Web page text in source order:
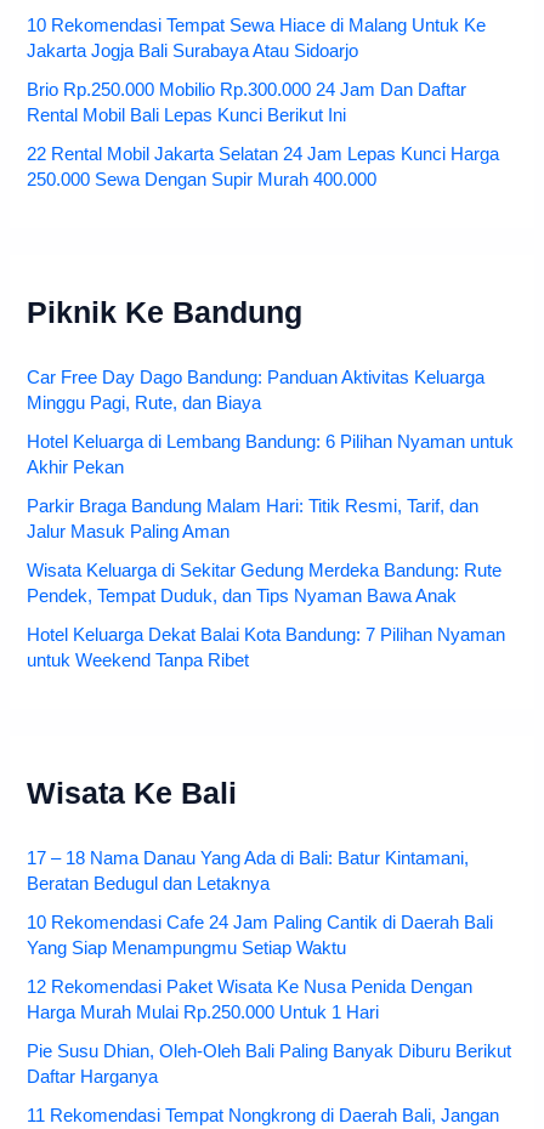
10 Rekomendasi Tempat Sewa Hiace di Malang Untuk Ke
Jakarta Jogja Bali Surabaya Atau Sidoarjo
Brio Rp.250.000 Mobilio Rp.300.000 24 Jam Dan Daftar
Rental Mobil Bali Lepas Kunci Berikut Ini
22 Rental Mobil Jakarta Selatan 24 Jam Lepas Kunci Harga
250.000 Sewa Dengan Supir Murah 400.000
Piknik Ke Bandung
Car Free Day Dago Bandung: Panduan Aktivitas Keluarga
Minggu Pagi, Rute, dan Biaya
Hotel Keluarga di Lembang Bandung: 6 Pilihan Nyaman untuk
Akhir Pekan
Parkir Braga Bandung Malam Hari: Titik Resmi, Tarif, dan
Jalur Masuk Paling Aman
Wisata Keluarga di Sekitar Gedung Merdeka Bandung: Rute
Pendek, Tempat Duduk, dan Tips Nyaman Bawa Anak
Hotel Keluarga Dekat Balai Kota Bandung: 7 Pilihan Nyaman
untuk Weekend Tanpa Ribet
Wisata Ke Bali
17 – 18 Nama Danau Yang Ada di Bali: Batur Kintamani,
Beratan Bedugul dan Letaknya
10 Rekomendasi Cafe 24 Jam Paling Cantik di Daerah Bali
Yang Siap Menampungmu Setiap Waktu
12 Rekomendasi Paket Wisata Ke Nusa Penida Dengan
Harga Murah Mulai Rp.250.000 Untuk 1 Hari
Pie Susu Dhian, Oleh-Oleh Bali Paling Banyak Diburu Berikut
Daftar Harganya
11 Rekomendasi Tempat Nongkrong di Daerah Bali, Jangan